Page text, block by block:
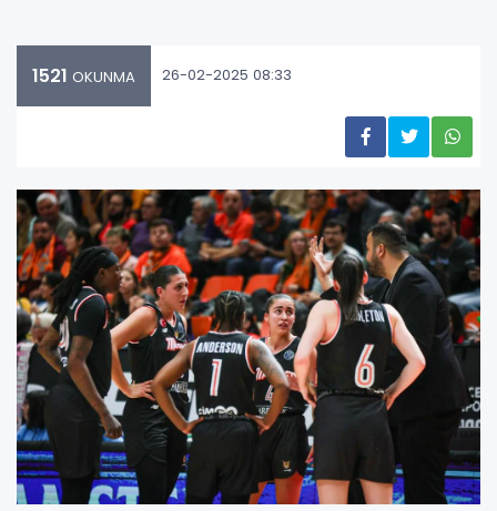
1521 OKUNMA 26-02-2025 08:33